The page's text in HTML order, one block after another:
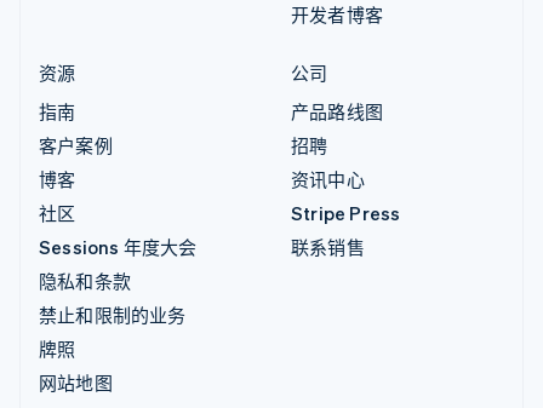
开发者博客
资源
指南
客户案例
博客
社区
Sessions 年度大会
隐私和条款
禁止和限制的业务
牌照
网站地图
公司
产品路线图
招聘
资讯中心
Stripe Press
联系销售